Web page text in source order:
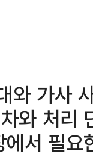
와 가사
와 처리
서 필